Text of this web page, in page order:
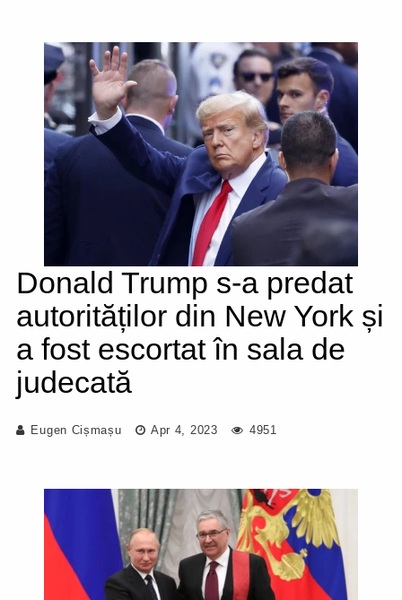
Donald Trump s-a predat
autorităților din New York și
a fost escortat în sala de
judecată
Eugen Cișmașu Apr 4, 2023 4951